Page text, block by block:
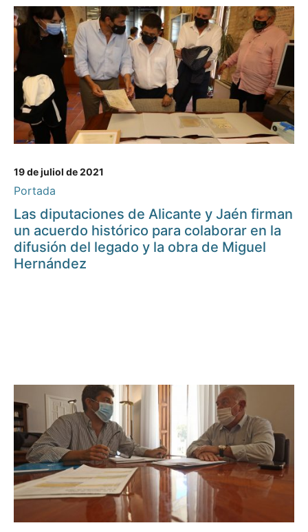
19 de juliol de 2021
Portada
Las diputaciones de Alicante y Jaén firman
un acuerdo histórico para colaborar en la
difusión del legado y la obra de Miguel
Hernández